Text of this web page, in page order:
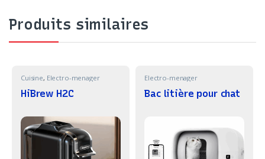
Produits similaires
Cuisine, Electro-menager
HiBrew H2C
Electro-menager
Bac litière pour chat